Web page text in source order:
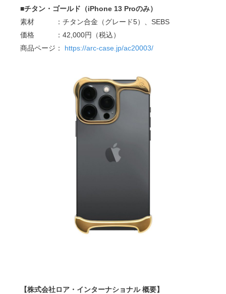
■チタン・ゴールド（iPhone 13 Proのみ）
素材 ：チタン合金（グレード5）、SEBS
価格 ：42,000円（税込）
商品ページ： https://arc-case.jp/ac20003/
【株式会社ロア・インターナショナル 概要】